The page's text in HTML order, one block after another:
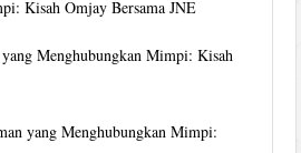
Kisah Omjay Bersama JNE
Menghubungkan Mimpi: Kisah
yang Menghubungkan Mimpi: